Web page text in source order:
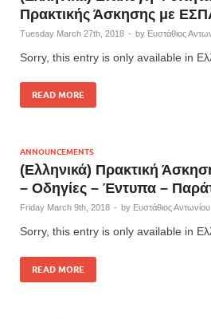
Πρακτικής Άσκησης με
Tuesday March 27th, 2018 - by Ευστάθιος
Sorry, this entry is only available in
READ MORE
ANNOUNCEMENTS
(Ελληνικά) Πρακτική
– Οδηγίες – Έντυπα –
Friday March 9th, 2018 - by Ευστάθιος Αντωνίου
Sorry, this entry is only available in
READ MORE